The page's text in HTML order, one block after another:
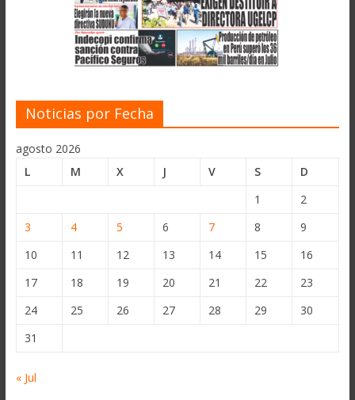
Noticias por Fecha
agosto 2026
L
M X J V S
D
1
2
3
4 5 6 7 8
9
10
11 12 13 14 15
16
17
18 19 20 21 22
23
24
25 26 27 28 29
30
31
« Jul